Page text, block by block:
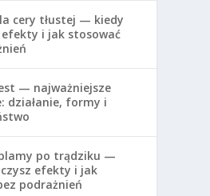
cery tłustej — kiedy
efekty i jak stosować
— najważniejsze
działanie, formy i
po trądziku —
efekty i jak
podrażnień